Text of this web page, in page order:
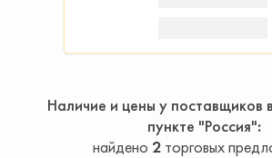
Наличие и цены у поставщиков
пункте "Россия"
найдено 2торговых